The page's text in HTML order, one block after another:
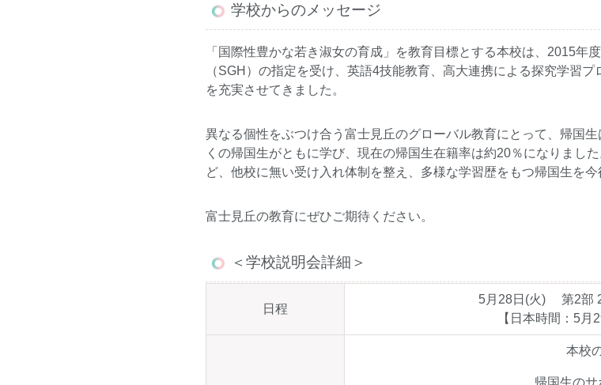
学校からのメッセージ
「国際性豊かな若き淑女の育成」を教育目標とする本校は、2015年
（SGH）の指定を受け、英語4技能教育、高大連携による探究学習
を充実させてきました。
異なる個性をぶつけ合う富士見丘のグローバル教育にとって、帰国
くの帰国生がともに学び、現在の帰国生在籍率は約20％になりまし
ど、他校に無い受け入れ体制を整え、多様な学習歴をもつ帰国生を今
富士見丘の教育にぜひご期待ください。
＜学校説明会詳細＞
日程
5月28日(火) 第2部
【日本時間：5
本校